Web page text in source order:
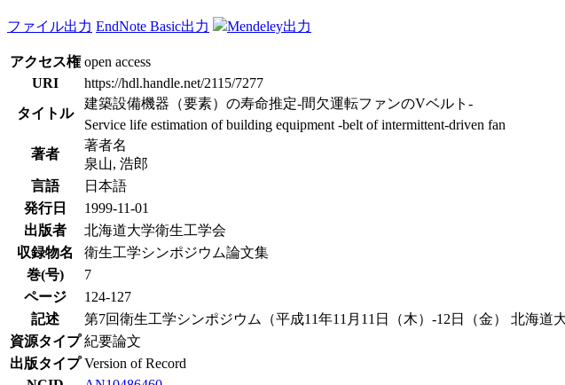
ファイル出力 EndNote Basic出力 Mendeley出力
アクセス権 open access
URI
https://hdl.handle.net/2115/7277
タイトル
建築設備機器（要素）の寿命推定-間欠運転ファンのVベルト-
Service life estimation of building equipment -belt of intermittent-driven fan
著者
著者名
泉山, 浩郎
言語
日本語
発行日
1999-11-01
出版者
北海道大学衛生工学会
収録物名
衛生工学シンポジウム論文集
巻(号)
7
ページ
124-127
記述
第7回衛生工学シンポジウム（平成11年11月11日（木）-12日（金） 北海道
資源タイプ 紀要論文
出版タイプ Version of Record